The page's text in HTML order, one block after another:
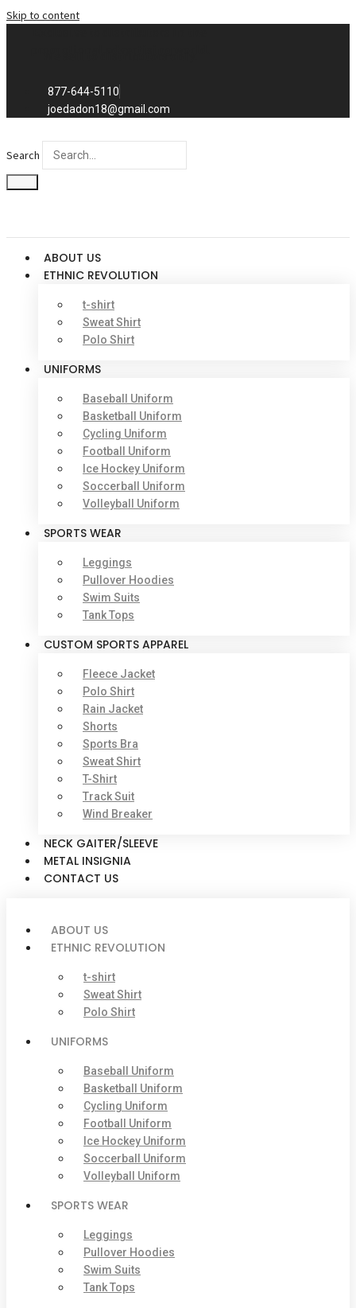
Skip to content
877-644-5110
joedadon18@gmail.com
Search
ABOUT US
ETHNIC REVOLUTION
t-shirt
Sweat Shirt
Polo Shirt
UNIFORMS
Baseball Uniform
Basketball Uniform
Cycling Uniform
Football Uniform
Ice Hockey Uniform
Soccerball Uniform
Volleyball Uniform
SPORTS WEAR
Leggings
Pullover Hoodies
Swim Suits
Tank Tops
CUSTOM SPORTS APPAREL
Fleece Jacket
Polo Shirt
Rain Jacket
Shorts
Sports Bra
Sweat Shirt
T-Shirt
Track Suit
Wind Breaker
NECK GAITER/SLEEVE
METAL INSIGNIA
CONTACT US
ABOUT US
ETHNIC REVOLUTION
t-shirt
Sweat Shirt
Polo Shirt
UNIFORMS
Baseball Uniform
Basketball Uniform
Cycling Uniform
Football Uniform
Ice Hockey Uniform
Soccerball Uniform
Volleyball Uniform
SPORTS WEAR
Leggings
Pullover Hoodies
Swim Suits
Tank Tops